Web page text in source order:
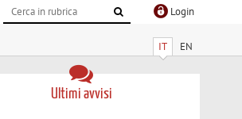
Login
IT EN
Ultimi avvisi